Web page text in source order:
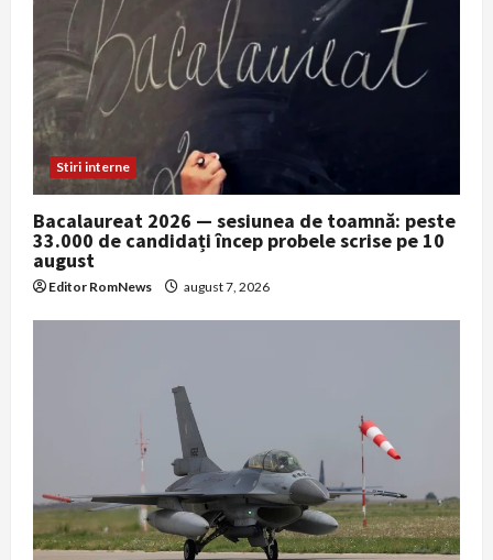
Stiri interne
Bacalaureat 2026 — sesiunea de toamnă: peste
33.000 de candidați încep probele scrise pe 10
august
Editor RomNews august 7, 2026